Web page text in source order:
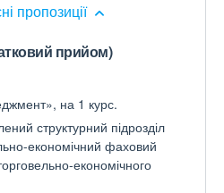
пропозиції
прийом)
на 1 курс.
структурний підрозділ
економічний фаховий
економічного